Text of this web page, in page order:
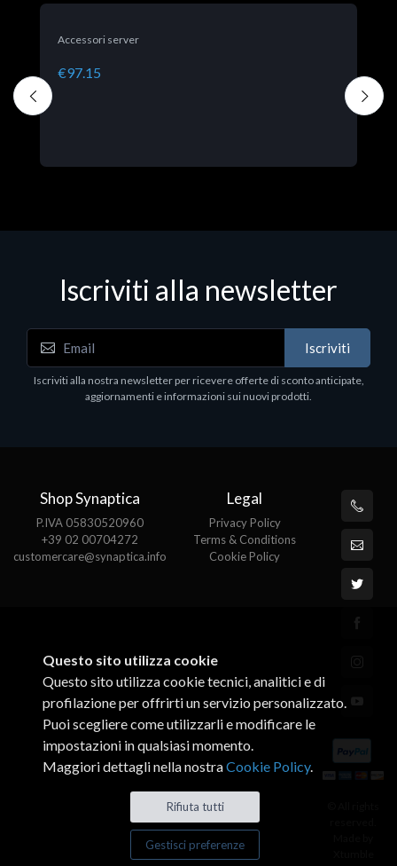
Accessori server
€97.15
Iscriviti alla newsletter
Iscriviti
Iscriviti alla nostra newsletter per ricevere offerte di sconto anticipate,
aggiornamenti e informazioni sui nuovi prodotti.
Shop Synaptica
P.IVA 05830520960
+39 02 00704272
customercare@synaptica.info
Legal
Privacy Policy
Terms & Conditions
Cookie Policy
Questo sito utilizza cookie
Questo sito utilizza cookie tecnici, analitici e di
profilazione per offrirti un servizio personalizzato.
Puoi scegliere come utilizzarli e modificare le
impostazioni in qualsiasi momento.
Maggiori dettagli nella nostraCookie Policy.
Rifiuta tutti
Gestisci preferenze